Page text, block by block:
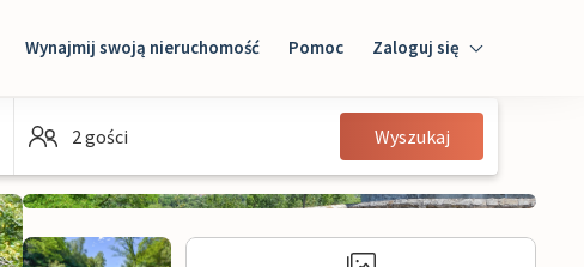
Wynajmij swoją nieruchomość Pomoc Zaloguj się
Zaloguj się
Gość
2 gości Wyszukaj